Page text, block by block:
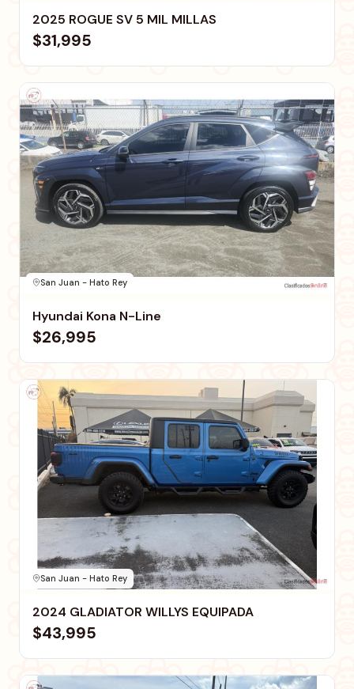
2025 ROGUE SV 5 MIL MILLAS
$31,995
San Juan - Hato Rey
Hyundai Kona N-Line
$26,995
San Juan - Hato Rey
2024 GLADIATOR WILLYS EQUIPADA
$43,995